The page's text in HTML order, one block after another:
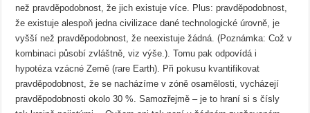
než pravděpodobnost, že jich existuje více. Plus: pravděpodobnost,
že existuje alespoň jedna civilizace dané technologické úrovně, je
vyšší než pravděpodobnost, že neexistuje žádná. (Poznámka: Což v
kombinaci působí zvláštně, viz výše.). Tomu pak odpovídá i
hypotéza vzácné Země (rare Earth). Při pokusu kvantifikovat
pravděpodobnost, že se nacházíme v zóně osamělosti, vycházejí
pravděpodobnosti okolo 30 %. Samozřejmě – je to hraní si s čísly